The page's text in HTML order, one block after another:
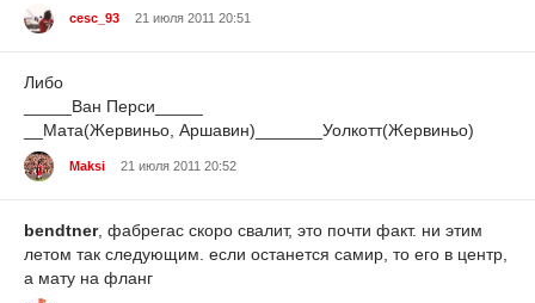
cesc_93 21 июля 2011 20:51
Либо
_____Ван Перси_____
__Мата(Жервиньо, Аршавин)_______Уолкотт(Жервиньо)
Maksi 21 июля 2011 20:52
bendtner, фабрегас скоро свалит, это почти факт. ни этим
летом так следующим. если останется самир, то его в центр,
а мату на фланг